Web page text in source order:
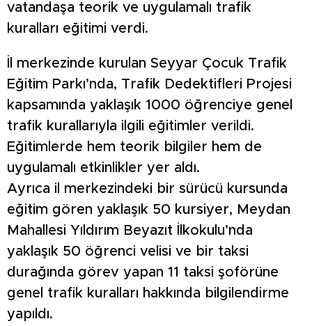
vatandaşa teorik ve uygulamalı trafik
kuralları eğitimi verdi.
İl merkezinde kurulan Seyyar Çocuk Trafik
Eğitim Parkı’nda, Trafik Dedektifleri Projesi
kapsamında yaklaşık 1000 öğrenciye genel
trafik kurallarıyla ilgili eğitimler verildi.
Eğitimlerde hem teorik bilgiler hem de
uygulamalı etkinlikler yer aldı.
Ayrıca il merkezindeki bir sürücü kursunda
eğitim gören yaklaşık 50 kursiyer, Meydan
Mahallesi Yıldırım Beyazıt İlkokulu’nda
yaklaşık 50 öğrenci velisi ve bir taksi
durağında görev yapan 11 taksi şoförüne
genel trafik kuralları hakkında bilgilendirme
yapıldı.